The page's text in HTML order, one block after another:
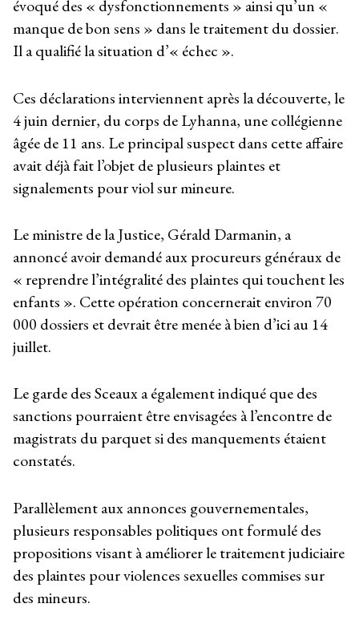
évoqué des « dysfonctionnements » ainsi qu’un «
manque de bon sens » dans le traitement du dossier.
Il a qualifié la situation d’« échec ».
Ces déclarations interviennent après la découverte, le
4 juin dernier, du corps de Lyhanna, une collégienne
âgée de 11 ans. Le principal suspect dans cette affaire
avait déjà fait l’objet de plusieurs plaintes et
signalements pour viol sur mineure.
Le ministre de la Justice, Gérald Darmanin, a
annoncé avoir demandé aux procureurs généraux de
« reprendre l’intégralité des plaintes qui touchent les
enfants ». Cette opération concernerait environ 70
000 dossiers et devrait être menée à bien d’ici au 14
juillet.
Le garde des Sceaux a également indiqué que des
sanctions pourraient être envisagées à l’encontre de
magistrats du parquet si des manquements étaient
constatés.
Parallèlement aux annonces gouvernementales,
plusieurs responsables politiques ont formulé des
propositions visant à améliorer le traitement judiciaire
des plaintes pour violences sexuelles commises sur
des mineurs.